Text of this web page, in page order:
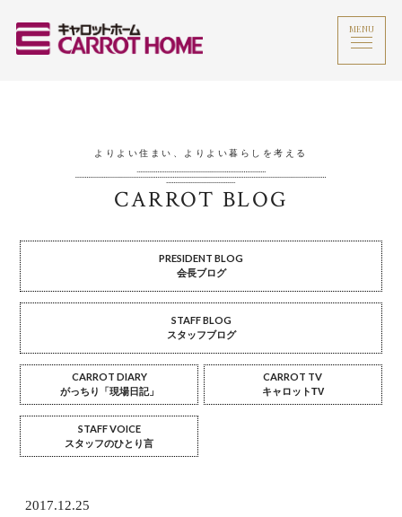
MENU
よりよい住まい、よりよい暮らしを考える
CARROT BLOG
PRESIDENT BLOG
会長ブログ
STAFF BLOG
スタッフブログ
CARROT DIARY
がっちり「現場日記」
CARROT TV
キャロットTV
STAFF VOICE
スタッフのひとり言
2017.12.25